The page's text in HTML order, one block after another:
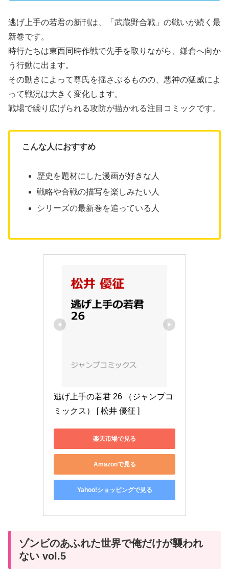
逃げ上手の若君の新刊は、「武蔵野合戦」の戦いが続く最
新巻です。
時行たちは東西同時作戦で先手を取りながら、鎌倉へ向か
う行動に出ます。
その動きによって尊氏を揺さぶるものの、悪神の猛威によ
って戦況は大きく変化します。
戦場で繰り広げられる攻防が描かれる注目コミックです。
こんな人におすすめ
歴史を題材にした漫画が好きな人
戦略や合戦の描写を楽しみたい人
シリーズの最新巻を追っている人
逃げ上手の若君 26 （ジャンプコ
ミックス） [ 松井 優征 ]
楽天市場で見る
Amazonで見る
Yahoo!ショッピングで見る
ゾンビのあふれた世界で俺だけが襲われ
ない vol.5